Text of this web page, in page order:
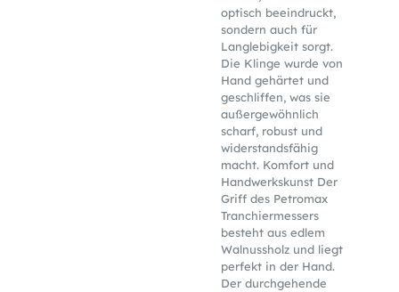
optisch beeindruckt,
sondern auch für
Langlebigkeit sorgt.
Die Klinge wurde von
Hand gehärtet und
geschliffen, was sie
außergewöhnlich
scharf, robust und
widerstandsfähig
macht. Komfort und
Handwerkskunst Der
Griff des Petromax
Tranchiermessers
besteht aus edlem
Walnussholz und liegt
perfekt in der Hand.
Der durchgehende